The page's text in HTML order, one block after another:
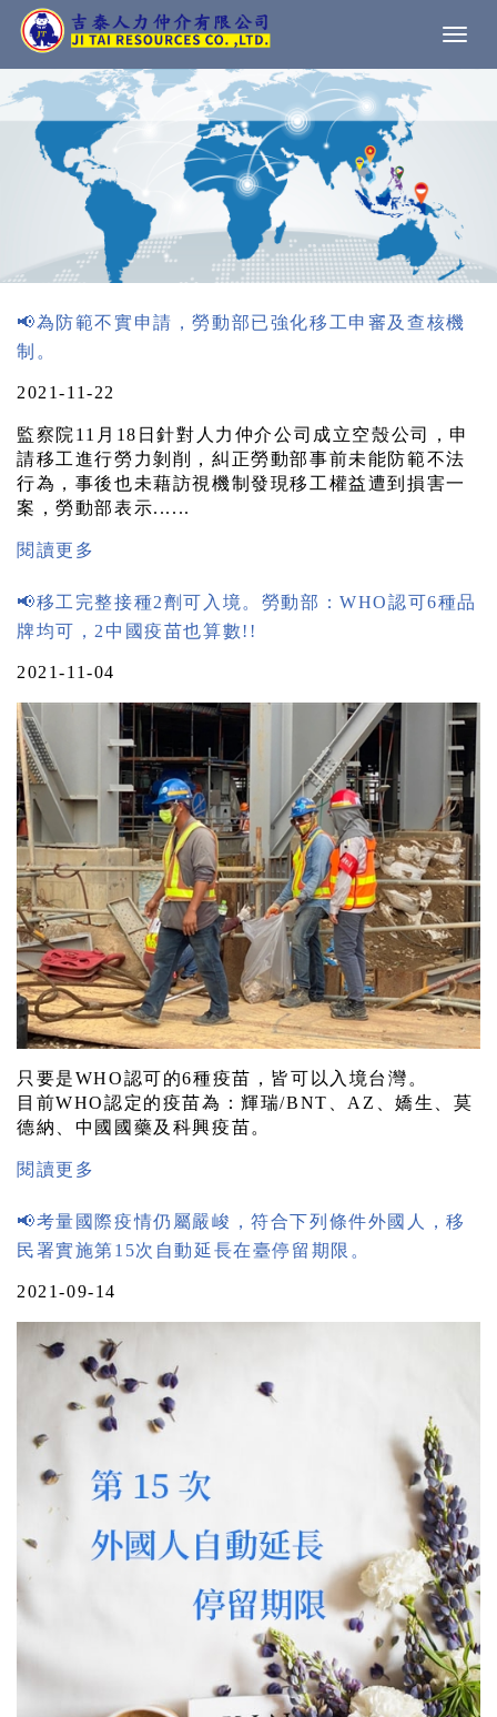
📢為防範不實申請，勞動部已強化移工申審及查核機
制。
2021-11-22
監察院11月18日針對人力仲介公司成立空殼公司，申
請移工進行勞力剝削，糾正勞動部事前未能防範不法
行為，事後也未藉訪視機制發現移工權益遭到損害一
案，勞動部表示......
閱讀更多
📢移工完整接種2劑可入境。勞動部：WHO認可6種品
牌均可，2中國疫苗也算數!!
2021-11-04
只要是WHO認可的6種疫苗，皆可以入境台灣。
目前WHO認定的疫苗為：輝瑞/BNT、AZ、嬌生、莫
德納、中國國藥及科興疫苗。
閱讀更多
📢考量國際疫情仍屬嚴峻，符合下列條件外國人，移
民署實施第15次自動延長在臺停留期限。
2021-09-14